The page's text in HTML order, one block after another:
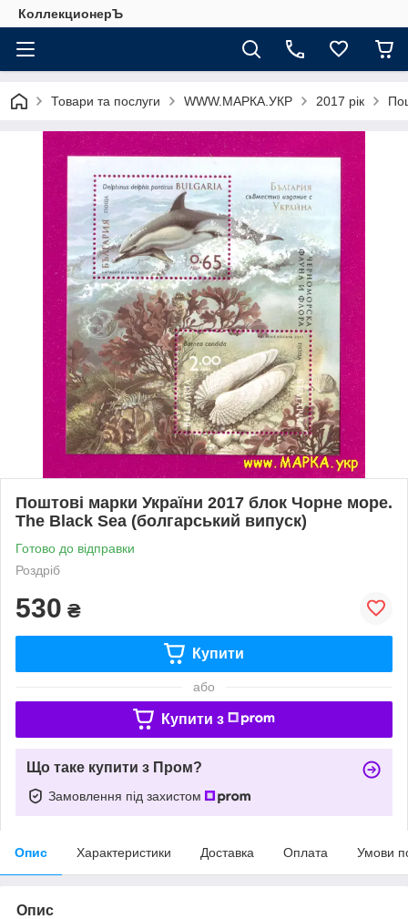
КоллекционерЪ
Товари та послуги WWW.МАРКА.УКР 2017 рік
Поштові марки України 2017 блок Чорне море.
The Black Sea (болгарський випуск)
Готово до відправки
Роздріб
530 ₴
Купити
або
Купити з
Що таке купити з Пром?
Замовлення під захистом
Опис Характеристики Доставка Оплата Умови
Опис